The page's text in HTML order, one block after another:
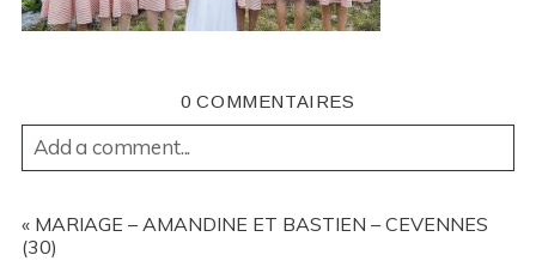
0 COMMENTAIRES
Add a comment...
REQUIRED FIELDS ARE MARKED *
« MARIAGE – AMANDINE ET BASTIEN – CEVENNES
(30)